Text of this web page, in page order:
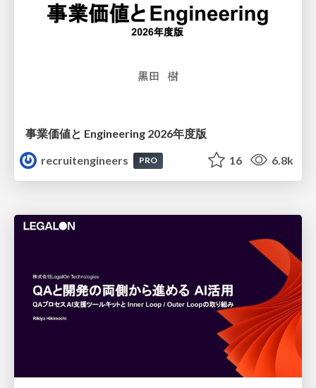
事業価値と Engineering 2026年度版
recruitengineers
PRO 16 6.8k